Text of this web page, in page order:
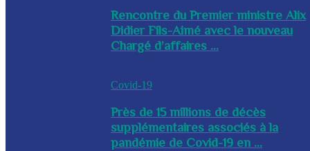
Rencontre du Premier ministre Alix
Didier Fils-Aimé avec le nouveau
Chargé d’affaires ...
Covid-19
Près de 15 millions de décès
supplémentaires associés à la
pandémie de Covid-19 en ...